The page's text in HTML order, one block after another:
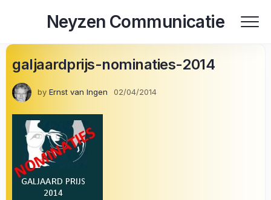
Neyzen Communicatie
galjaardprijs-nominaties-2014
by Ernst van Ingen 02/04/2014